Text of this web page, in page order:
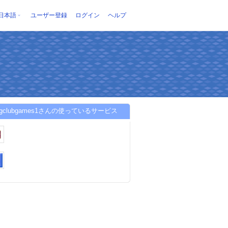
本語 ユーザー登録 ログイン ヘルプ
さんの使っているサービス